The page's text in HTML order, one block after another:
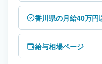
香川県の月給40万円
給与相場ページ